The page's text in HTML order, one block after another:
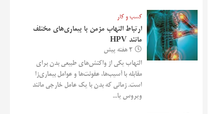
کسب و کار
ارتباط التهاب مزمن با بیماری‌های مختلف
مانند HPV
2 هفته پیش
التهاب یکی از واکنش‌های طبیعی بدن برای
مقابله با آسیب‌ها، عفونت‌ها و عوامل بیماری‌زا
است. زمانی که بدن با یک عامل خارجی مانند
ویروس یا...